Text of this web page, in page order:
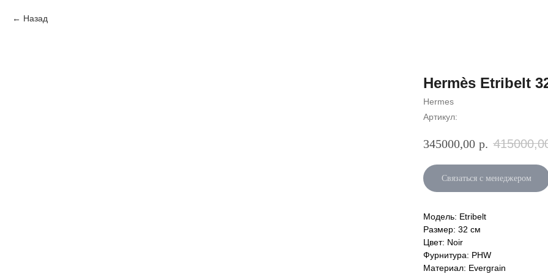
Назад
Hermès Etribelt
Hermes
Артикул:
345000,00 р.
Связаться с менеджером
Модель: Etribelt
Размер: 32 см
Цвет: Noir
Фурнитура: PHW
Материал: Evergrain